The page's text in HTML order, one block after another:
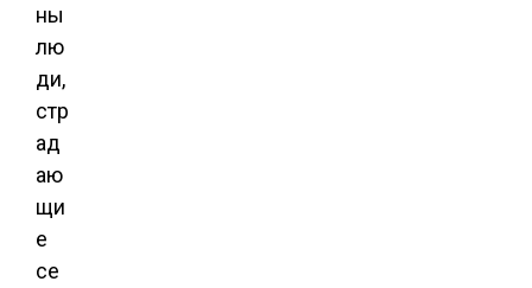
ны
лю
ди,
стр
ад
аю
щи
е
се